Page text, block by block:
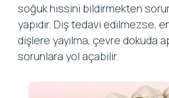
soğuk hissini bildirmekten
yapıdır. Diş tedavi edilmezse,
dişlere yayılma, çevre dokuda
sorunlara yol açabilir.